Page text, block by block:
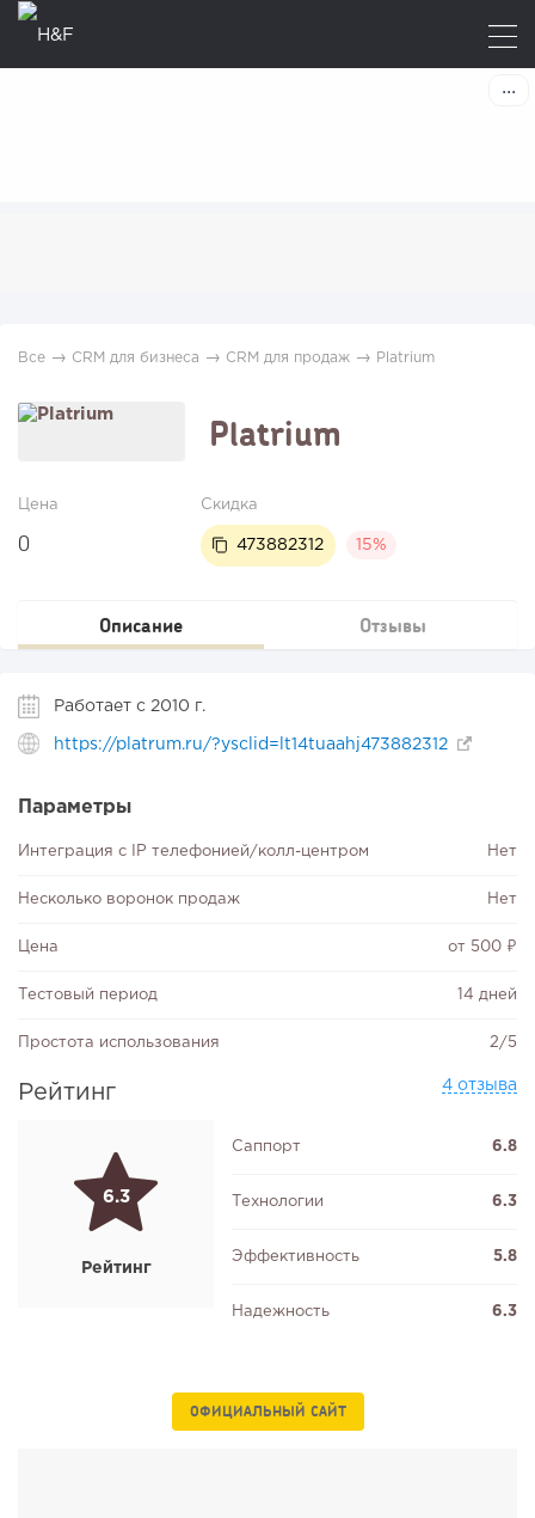
Все → CRM для бизнеса → CRM для продаж → Platrium
Platrium
Скидка
473882312 15%
Цена
0
Описание Отзывы
Работает с 2010 г.
https://platrum.ru/?ysclid=lt14tuaahj473882312
Параметры
Интеграция с IP телефонией/колл-центром Нет
Несколько воронок продаж Нет
Цена от 500 ₽
Тестовый период 14 дней
Простота использования 2/5
Рейтинг 4 отзыва
6.3
Рейтинг
Саппорт 6.8
Технологии 6.3
Эффективность 5.8
Надежность 6.3
ОФИЦИАЛЬНЫЙ САЙТ